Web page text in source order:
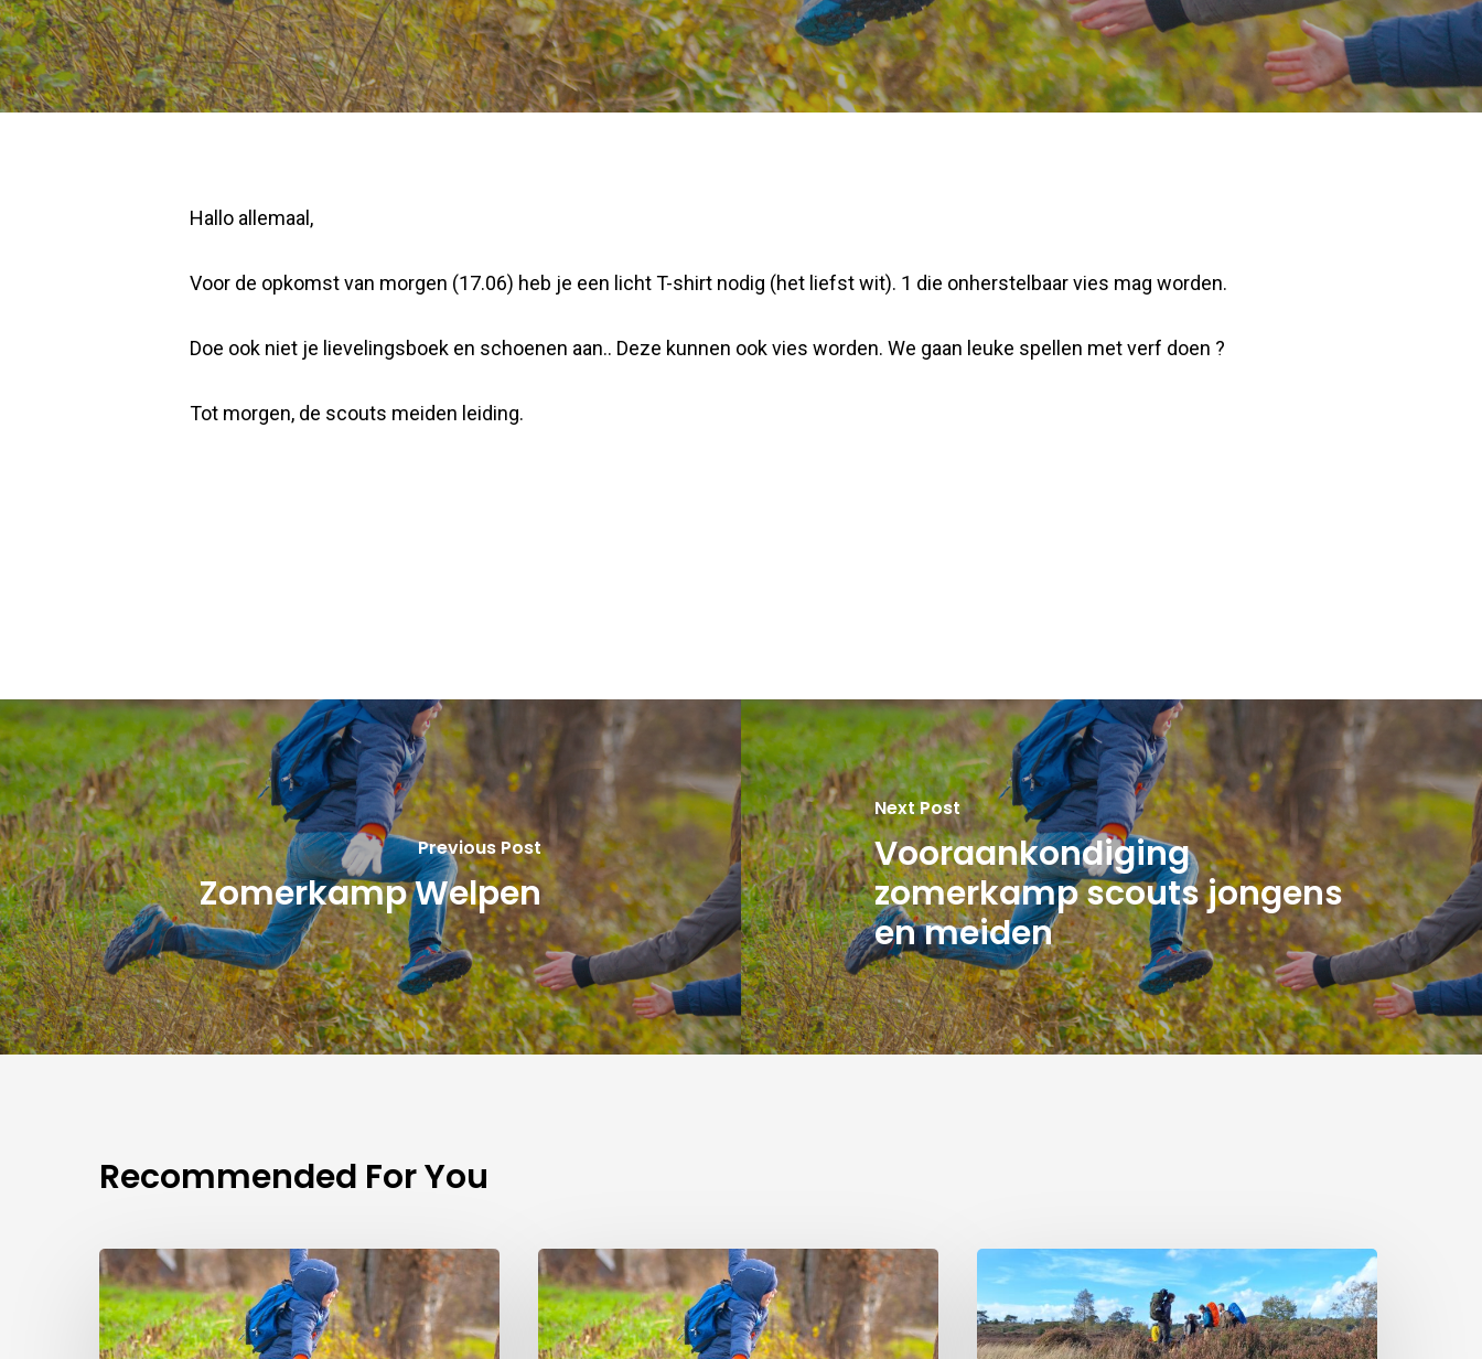
Hallo allemaal,
Voor de opkomst van morgen (17.06) heb je een licht T-shirt nodig (het liefst wit). 1 die onherstelbaar vies mag worden.
Doe ook niet je lievelingsboek en schoenen aan.. Deze kunnen ook vies worden. We gaan leuke spellen met verf doen ?
Tot morgen, de scouts meiden leiding.
Previous Post
Zomerkamp Welpen
Next Post
Vooraankondiging
zomerkamp scouts jongens
en meiden
Recommended For You